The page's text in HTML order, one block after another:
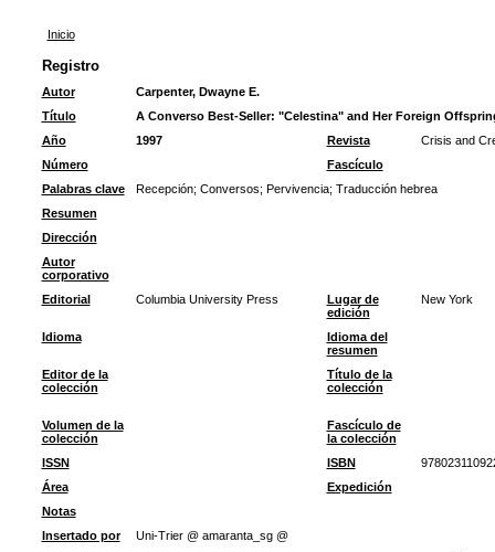
Inicio
Registro
Autor
Carpenter, Dwayne E.
Título
A Converso Best-Seller: "Celestina" and Her Foreign
Año
1997 Revista
Crisis and
Número
Fascículo
Palabras clave
Recepción; Conversos; Pervivencia; Traducción hebrea
Resumen
Dirección
Autor
corporativo
Editorial
Columbia University Press
Lugar de
edición
New York
Idioma
Idioma del
resumen
Editor de la
colección
Título de la
colección
Volumen de la
colección
Fascículo de
la colección
ISSN
ISBN
Área
Expedición
Notas
Insertado por
Uni-Trier @ amaranta_sg @